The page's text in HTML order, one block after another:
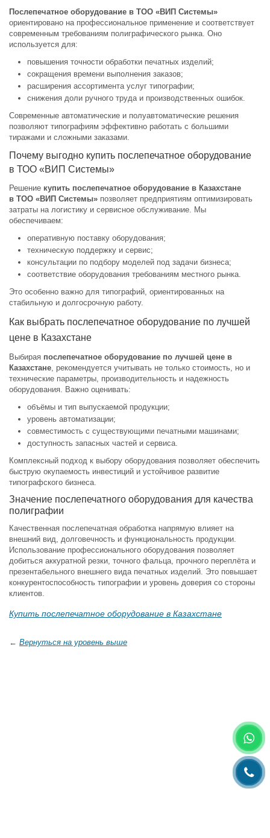
Послепечатное оборудование в ТОО «ВИП Системы»
ориентировано на профессиональное применение и соответствует
современным требованиям полиграфического рынка. Оно
используется для:
повышения точности обработки печатных изделий;
сокращения времени выполнения заказов;
расширения ассортимента услуг типографии;
снижения доли ручного труда и производственных ошибок.
Современные автоматические и полуавтоматические решения
позволяют типографиям эффективно работать с большими
тиражами и сложными заказами.
Почему выгодно купить послепечатное оборудование
в ТОО «ВИП Системы»
Решение купить послепечатное оборудование в Казахстане
в ТОО «ВИП Системы» позволяет предприятиям оптимизировать
затраты на логистику и сервисное обслуживание. Мы
обеспечиваем:
оперативную поставку оборудования;
техническую поддержку и сервис;
консультации по подбору моделей под задачи бизнеса;
соответствие оборудования требованиям местного рынка.
Это особенно важно для типографий, ориентированных на
стабильную и долгосрочную работу.
Как выбрать послепечатное оборудование по лучшей
цене в Казахстане
Выбирая послепечатное оборудование по лучшей цене в
Казахстане, рекомендуется учитывать не только стоимость, но и
технические параметры, производительность и надежность
оборудования. Важно оценивать:
объёмы и тип выпускаемой продукции;
уровень автоматизации;
совместимость с существующими печатными машинами;
доступность запасных частей и сервиса.
Комплексный подход к выбору оборудования позволяет обеспечить
быструю окупаемость инвестиций и устойчивое развитие
типографского бизнеса.
Значение послепечатного оборудования для качества
полиграфии
Качественная послепечатная обработка напрямую влияет на
внешний вид, долговечность и функциональность продукции.
Использование профессионального оборудования позволяет
добиться аккуратной резки, точного фальца, прочного переплёта и
презентабельного внешнего вида печатных изделий. Это повышает
конкурентоспособность типографии и уровень доверия со стороны
клиентов.
Купить послепечатное оборудование в Казахстане
← Вернуться на уровень выше